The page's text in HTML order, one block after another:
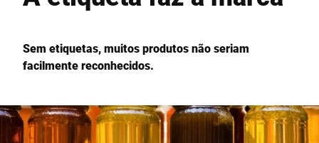
Companhia
Austrália
África
Sem etiquetas, muitos produtos não seriam
facilmente reconhecidos.